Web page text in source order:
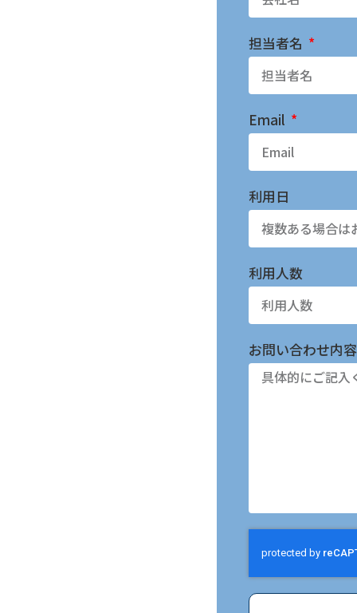
担当者名
Email
利用日
利用人数
お問い合わせ内